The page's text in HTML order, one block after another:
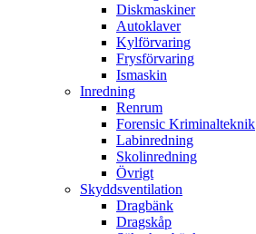
Diskmaskiner
Autoklaver
Kylförvaring
Frysförvaring
Ismaskin
Inredning
Renrum
Forensic Kriminalteknik
Labinredning
Skolinredning
Övrigt
Skyddsventilation
Dragbänk
Dragskåp